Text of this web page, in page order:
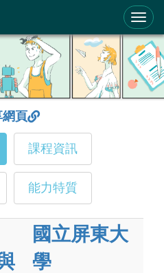
助系統
頁
課程資訊
能力特質
國立屏東大
學